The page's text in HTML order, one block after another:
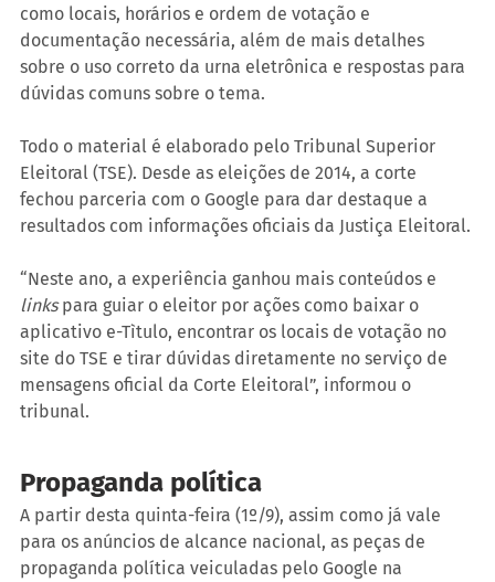
como locais, horários e ordem de votação e
documentação necessária, além de mais detalhes
sobre o uso correto da urna eletrônica e respostas para
dúvidas comuns sobre o tema.
Todo o material é elaborado pelo Tribunal Superior
Eleitoral (TSE). Desde as eleições de 2014, a corte
fechou parceria com o Google para dar destaque a
resultados com informações oficiais da Justiça Eleitoral.
“Neste ano, a experiência ganhou mais conteúdos e
links para guiar o eleitor por ações como baixar o
aplicativo e-Tìtulo, encontrar os locais de votação no
site do TSE e tirar dúvidas diretamente no serviço de
mensagens oficial da Corte Eleitoral”, informou o
tribunal.
Propaganda política
A partir desta quinta-feira (1º/9), assim como já vale
para os anúncios de alcance nacional, as peças de
propaganda política veiculadas pelo Google na